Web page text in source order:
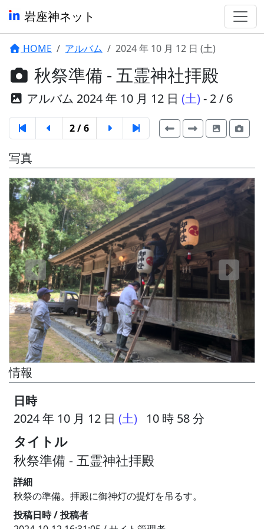
岩座神ネット
HOME アルバム 2024 年 10 月 12 日 (土)
秋祭準備 - 五霊神社拝殿
アルバム 2024 年 10 月 12 日 (土)- 2 / 6
2 / 6
写真
情報
日時
2024 年 10 月 12 日 (土) 10 時 58 分
タイトル
秋祭準備 - 五霊神社拝殿
詳細
秋祭の準備。拝殿に御神灯の提灯を吊るす。
投稿日時 / 投稿者